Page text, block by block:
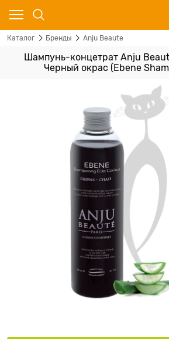
Каталог Бренды Anju Beaute
Шампунь-концетрат Anju
Черный окрас (Ebene